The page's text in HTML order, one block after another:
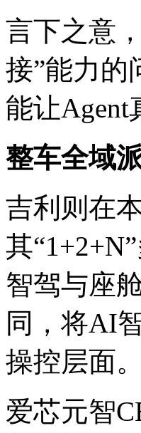
言下之意
接”能力的
能让Agent
整车全域
吉利则在
其
智驾与座
同，将AI
操控层面。
爱芯元智